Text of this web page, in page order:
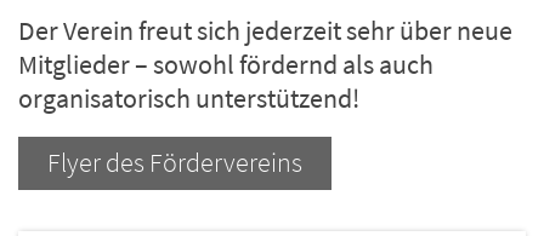
Der Verein freut sich jederzeit sehr über neue
Mitglieder – sowohl fördernd als auch
organisatorisch unterstützend!
Flyer des Fördervereins